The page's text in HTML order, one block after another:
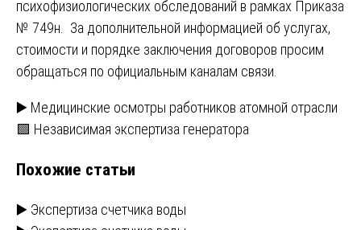
психофизиологических обследований в рамках Приказа
№ 749н. За дополнительной информацией об услугах,
стоимости и порядке заключения договоров просим
обращаться по официальным каналам связи.
Навигация
записям
▶️ Медицинские осмотры работников атомной отрасли
🟩 Независимая экспертиза генератора
Похожие статьи
▶️ Экспертиза счетчика воды